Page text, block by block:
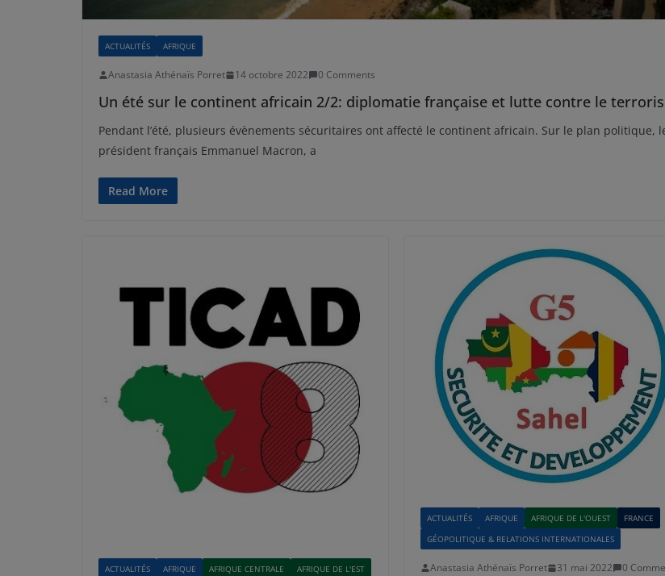
ACTUALITÉS AFRIQUE
Anastasia Athénaïs Porret 14 octobre 2022 0 Comments
Un été sur le continent africain 2/2: diplomatie française et lutte contre le
Pendant l’été, plusieurs évènements sécuritaires ont affecté le continent africain. Sur le plan politique,
président français Emmanuel Macron, a
Read More
ACTUALITÉS AFRIQUE AFRIQUE CENTRALE
AFRIQUE DE L'EST
ACTUALITÉS AFRIQUE AFRIQUE DE L'OUEST
FRANCE
GÉOPOLITIQUE & RELATIONS INTERNATIONALES
Anastasia Athénaïs Porret 31 mai 2022
0